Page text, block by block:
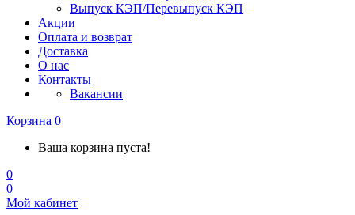
Выпуск КЭП/Перевыпуск КЭП
Акции
Оплата и возврат
Доставка
О нас
Контакты
Вакансии
Корзина 0
Ваша корзина пуста!
0
0
Мой кабинет